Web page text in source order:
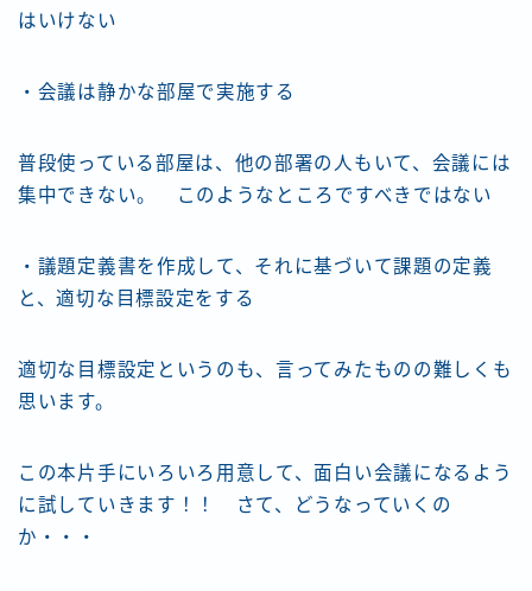
はいけない
・会議は静かな部屋で実施する
普段使っている部屋は、他の部署の人もいて、会議には
集中できない。 このようなところですべきではない
・議題定義書を作成して、それに基づいて課題の定義
と、適切な目標設定をする
適切な目標設定というのも、言ってみたものの難しくも
思います。
この本片手にいろいろ用意して、面白い会議になるよう
に試していきます！！ さて、どうなっていくの
か・・・